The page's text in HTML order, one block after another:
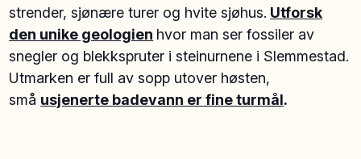
strender, sjønære turer og hvite sjøhus. Utforsk
den unike geologien hvor man ser fossiler av
snegler og blekkspruter i steinurnene i Slemmestad.
Utmarken er full av sopp utover høsten,
små usjenerte badevann er fine turmål.